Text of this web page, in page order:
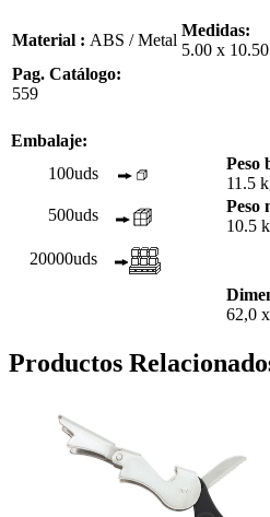
Material : ABS / Metal
Medidas:
5.00 x
Pag. Catálogo:
559
Embalaje:
100uds
Peso
11.5
500uds
Peso
10.5
20000uds
62,0
Productos